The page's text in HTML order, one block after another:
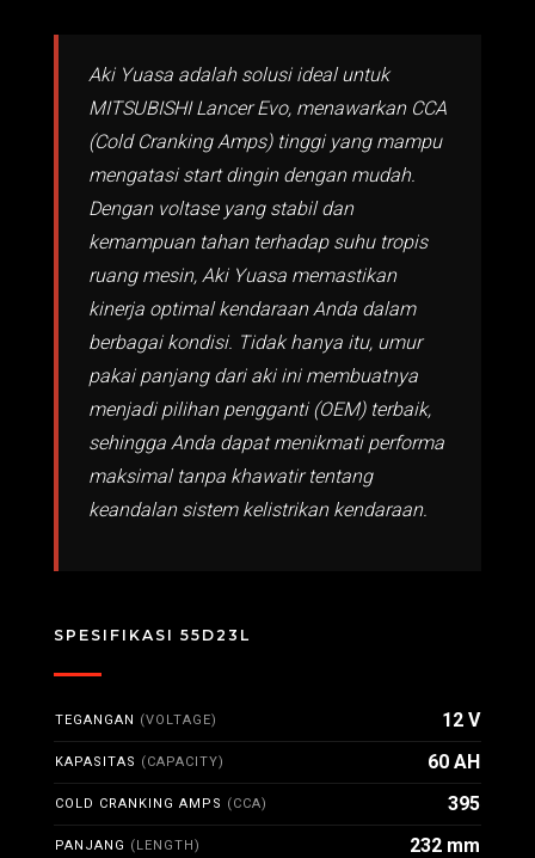
Aki Yuasa adalah solusi ideal untuk
MITSUBISHI Lancer Evo, menawarkan CCA
(Cold Cranking Amps) tinggi yang mampu
mengatasi start dingin dengan mudah.
Dengan voltase yang stabil dan
kemampuan tahan terhadap suhu tropis
ruang mesin, Aki Yuasa memastikan
kinerja optimal kendaraan Anda dalam
berbagai kondisi. Tidak hanya itu, umur
pakai panjang dari aki ini membuatnya
menjadi pilihan pengganti (OEM) terbaik,
sehingga Anda dapat menikmati performa
maksimal tanpa khawatir tentang
keandalan sistem kelistrikan kendaraan.
SPESIFIKASI 55D23L
TEGANGAN (VOLTAGE) 12 V
KAPASITAS (CAPACITY) 60 AH
COLD CRANKING AMPS (CCA) 395
PANJANG (LENGTH) 232 mm